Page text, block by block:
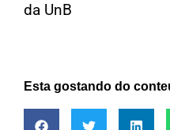
da UnB
Esta gostando do